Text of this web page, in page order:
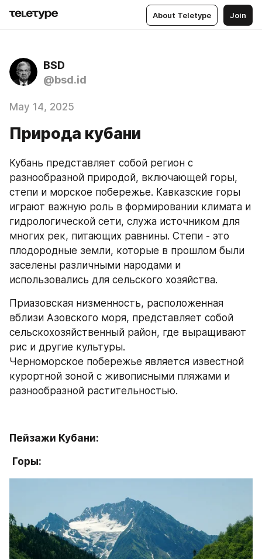
About Teletype Join
BSD
@bsd.id
May 14, 2025
Природа кубани
Кубань представляет собой регион с
разнообразной природой, включающей горы,
степи и морское побережье. Кавказские горы
играют важную роль в формировании климата и
гидрологической сети, служа источником для
многих рек, питающих равнины. Степи - это
плодородные земли, которые в прошлом были
заселены различными народами и
использовались для сельского хозяйства.
Приазовская низменность, расположенная
вблизи Азовского моря, представляет собой
сельскохозяйственный район, где выращивают
рис и другие культуры.
Черноморское побережье является известной
курортной зоной с живописными пляжами и
разнообразной растительностью.
Пейзажи Кубани:
Горы: